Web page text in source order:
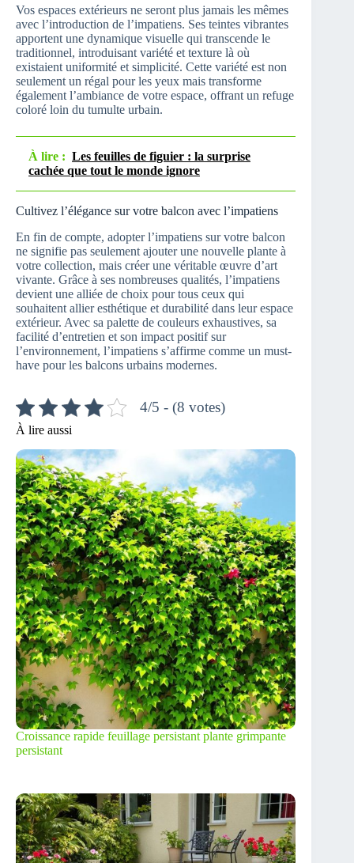
Vos espaces extérieurs ne seront plus jamais les mêmes
avec l’introduction de l’impatiens. Ses teintes vibrantes
apportent une dynamique visuelle qui transcende le
traditionnel, introduisant variété et texture là où
existaient uniformité et simplicité. Cette variété est non
seulement un régal pour les yeux mais transforme
également l’ambiance de votre espace, offrant un refuge
coloré loin du tumulte urbain.
À lire : Les feuilles de figuier : la surprise
cachée que tout le monde ignore
Cultivez l’élégance sur votre balcon avec l’impatiens
En fin de compte, adopter l’impatiens sur votre balcon
ne signifie pas seulement ajouter une nouvelle plante à
votre collection, mais créer une véritable œuvre d’art
vivante. Grâce à ses nombreuses qualités, l’impatiens
devient une alliée de choix pour tous ceux qui
souhaitent allier esthétique et durabilité dans leur espace
extérieur. Avec sa palette de couleurs exhaustives, sa
facilité d’entretien et son impact positif sur
l’environnement, l’impatiens s’affirme comme un must-
have pour les balcons urbains modernes.
4/5 - (8 votes)
À lire aussi
Croissance rapide feuillage persistant plante grimpante
persistant